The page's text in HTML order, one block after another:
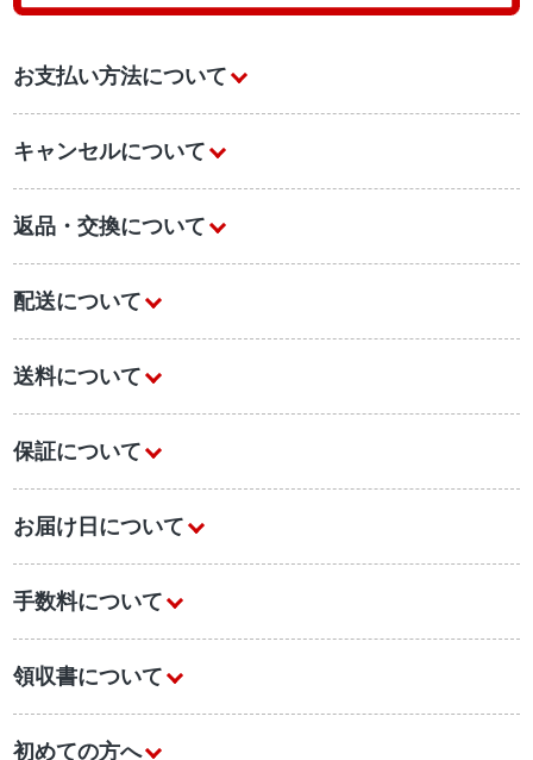
お支払い方法について
キャンセルについて
返品・交換について
配送について
送料について
保証について
お届け日について
手数料について
領収書について
初めての方へ